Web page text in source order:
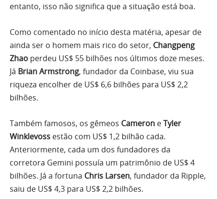
entanto, isso não significa que a situação está boa.
Como comentado no início desta matéria, apesar de
ainda ser o homem mais rico do setor, Changpeng
Zhao perdeu US$ 55 bilhões nos últimos doze meses.
Já Brian Armstrong, fundador da Coinbase, viu sua
riqueza encolher de US$ 6,6 bilhões para US$ 2,2
bilhões.
Também famosos, os gêmeos Cameron eTyler
Winklevoss estão com US$ 1,2 bilhão cada.
Anteriormente, cada um dos fundadores da
corretora Gemini possuía um patrimônio de US$ 4
bilhões. Já a fortuna Chris Larsen, fundador da Ripple,
saiu de US$ 4,3 para US$ 2,2 bilhões.